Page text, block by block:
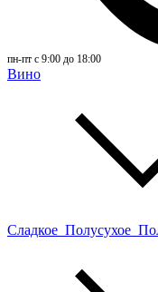
пн-пт с 9:00 до 18:00
Вино
Сладкое Полусухое